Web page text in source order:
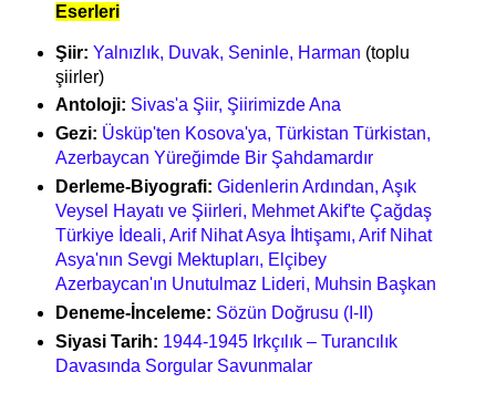
Eserleri
Şiir: Yalnızlık, Duvak, Seninle, Harman (toplu
şiirler)
Antoloji: Sivas'a Şiir, Şiirimizde Ana
Gezi: Üsküp'ten Kosova'ya, Türkistan Türkistan,
Azerbaycan Yüreğimde Bir Şahdamardır
Derleme-Biyografi: Gidenlerin Ardından, Aşık
Veysel Hayatı ve Şiirleri, Mehmet Akif'te Çağdaş
Türkiye İdeali, Arif Nihat Asya İhtişamı, Arif Nihat
Asya'nın Sevgi Mektupları, Elçibey
Azerbaycan'ın Unutulmaz Lideri, Muhsin Başkan
Deneme-İnceleme: Sözün Doğrusu (I-II)
Siyasi Tarih: 1944-1945 Irkçılık – Turancılık
Davasında Sorgular Savunmalar